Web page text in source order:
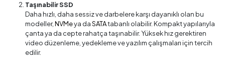
Taşınabilir SSD
Daha hızlı, daha sessiz ve darbelere karşı dayanıklı olan bu
modeller,NVMeya daSATAtabanlı olabilir. Kompakt yapılarıyla
çanta ya da cepte rahatça taşınabilir. Yüksek hız gerektiren
video düzenleme, yedekleme ve yazılım çalışmaları için tercih
edilir.